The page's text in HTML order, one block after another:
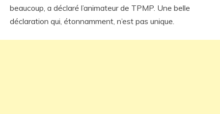
beaucoup, a déclaré l’animateur de TPMP. Une belle
déclaration qui, étonnamment, n’est pas unique.